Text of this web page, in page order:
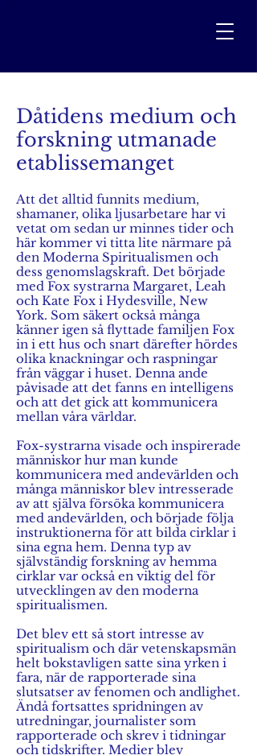
Dåtidens medium och
forskning utmanade
etablissemanget
Att det alltid funnits medium,
shamaner, olika ljusarbetare har vi
vetat om sedan ur minnes tider och
här kommer vi titta lite närmare på
den Moderna Spiritualismen och
dess genomslagskraft. Det började
med Fox systrarna Margaret, Leah
och Kate Fox i Hydesville, New
York. Som säkert också många
känner igen så flyttade familjen Fox
in i ett hus och snart därefter hördes
olika knackningar och raspningar
från väggar i huset. Denna ande
påvisade att det fanns en intelligens
och att det gick att kommunicera
mellan våra världar.
Fox-systrarna visade och inspirerade
människor hur man kunde
kommunicera med andevärlden och
många människor blev intresserade
av att själva försöka kommunicera
med andevärlden, och började följa
instruktionerna för att bilda cirklar i
sina egna hem. Denna typ av
självständig forskning av hemma
cirklar var också en viktig del för
utvecklingen av den moderna
spiritualismen.
Det blev ett så stort intresse av
spiritualism och där vetenskapsmän
helt bokstavligen satte sina yrken i
fara, när de rapporterade sina
slutsatser av fenomen och andlighet.
Ändå fortsattes spridningen av
utredningar, journalister som
rapporterade och skrev i tidningar
och tidskrifter. Medier blev